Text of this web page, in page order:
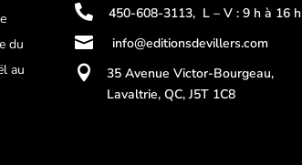
du
au
 450-608-3113, L – V : 9 h à 16 h
 info@editionsdevillers.com

35 Avenue Victor-Bourgeau,
Lavaltrie, QC, J5T 1C8